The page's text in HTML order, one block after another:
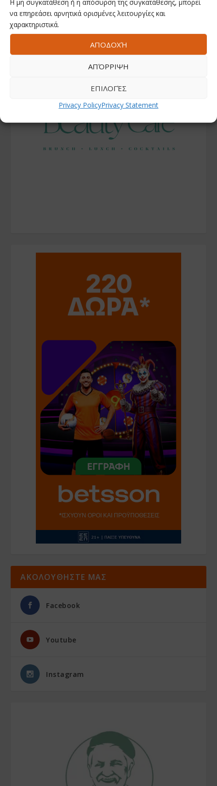
Η μη συγκατάθεση ή η απόσυρση της συγκατάθεσης, μπορεί
να επηρεάσει αρνητικά ορισμένες λειτουργίες και
χαρακτηριστικά.
ΑΠΟΔΟΧΉ
ΑΠΌΡΡΙΨΗ
ΕΠΙΛΟΓΈΣ
Privacy PolicyPrivacy Statement
ΑΚΟΛΟΥΘΗΣΤΕ ΜΑΣ
Facebook
Youtube
Instagram